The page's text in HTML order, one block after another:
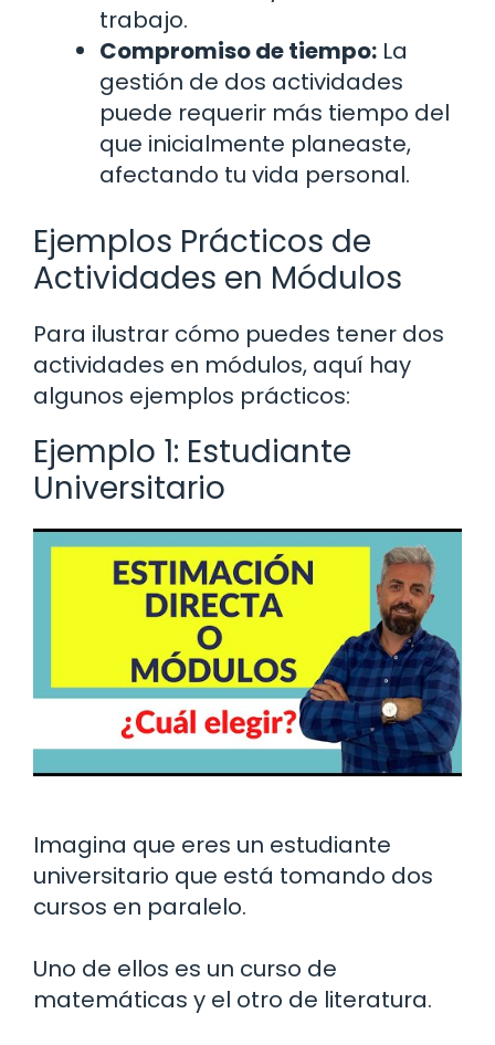
trabajo.
Compromiso de tiempo: La
gestión de dos actividades
puede requerir más tiempo del
que inicialmente planeaste,
afectando tu vida personal.
Ejemplos Prácticos de
Actividades en Módulos
Para ilustrar cómo puedes tener dos
actividades en módulos, aquí hay
algunos ejemplos prácticos:
Ejemplo 1: Estudiante
Universitario
Imagina que eres un estudiante
universitario que está tomando dos
cursos en paralelo.
Uno de ellos es un curso de
matemáticas y el otro de literatura.